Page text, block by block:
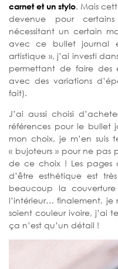
carnet et un stylo. Mais
devenue pour
nécessitant un certain
avec ce bullet journal
artistique », j’ai investi
permettant de faire des
avec des variations
fait).
J’ai aussi choisi
références pour le bullet
mon choix, je m’en suis
« bujoteurs » pour ne pas
de ce choix ! Les pages
d’être esthétique est
beaucoup la
l’intérieur… finalement, je
soient couleur ivoire, j’ai
ça n’est qu’un détail !